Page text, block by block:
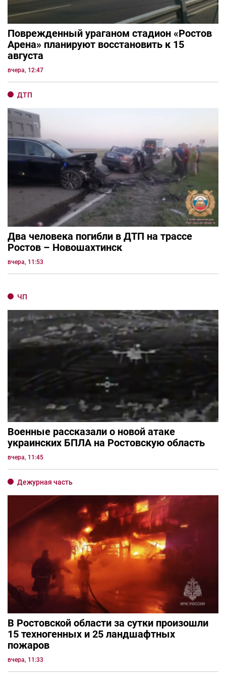
Поврежденный ураганом стадион «Ростов
Арена» планируют восстановить к 15
августа
вчера, 12:47
ДТП
Два человека погибли в ДТП на трассе
Ростов – Новошахтинск
вчера, 11:53
ЧП
Военные рассказали о новой атаке
украинских БПЛА на Ростовскую область
вчера, 11:45
Дежурная часть
В Ростовской области за сутки произошли
15 техногенных и 25 ландшафтных
пожаров
вчера, 11:33